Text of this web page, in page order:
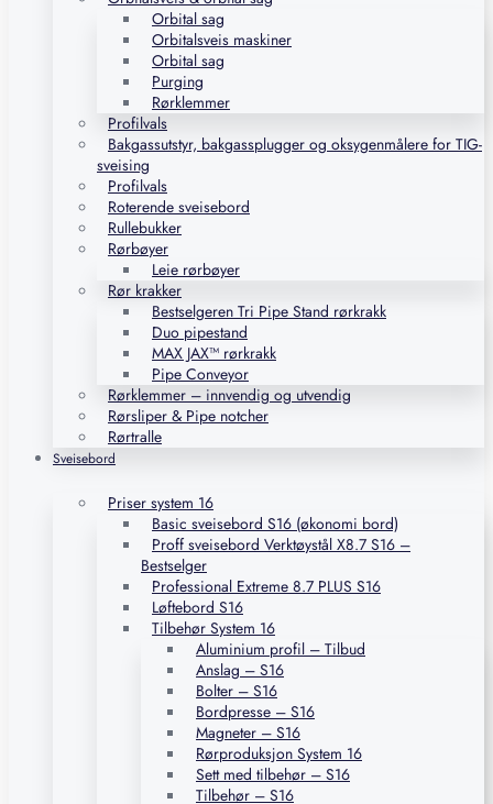
Orbital sag
Orbitalsveis maskiner
Orbital sag
Purging
Rørklemmer
Profilvals
Bakgassutstyr, bakgassplugger og oksygenmålere for TIG-
sveising
Profilvals
Roterende sveisebord
Rullebukker
Rørbøyer
Leie rørbøyer
Rør krakker
Bestselgeren Tri Pipe Stand rørkrakk
Duo pipestand
MAX JAX™ rørkrakk
Pipe Conveyor
Rørklemmer – innvendig og utvendig
Rørsliper & Pipe notcher
Rørtralle
Sveisebord
Priser system 16
Basic sveisebord S16 (økonomi bord)
Proff sveisebord Verktøystål X8.7 S16 –
Bestselger
Professional Extreme 8.7 PLUS S16
Løftebord S16
Tilbehør System 16
Aluminium profil – Tilbud
Anslag – S16
Bolter – S16
Bordpresse – S16
Magneter – S16
Rørproduksjon System 16
Sett med tilbehør – S16
Tilbehør – S16